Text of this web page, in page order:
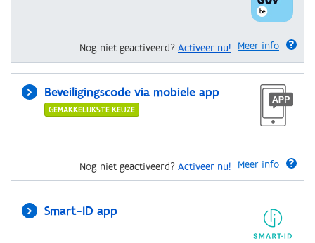
Meer info
Nog niet geactiveerd? Activeer nu!
Beveiligingscode via mobiele app
GEMAKKELIJKSTE KEUZE
Meer info
Nog niet geactiveerd? Activeer nu!
Smart-ID app